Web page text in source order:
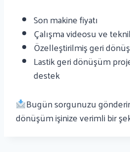
Son makine fiyatı
Çalışma videosu ve
Özelleştirilmiş geri
Lastik geri dönüşüm
destek
Bugün sorgunuzu
dönüşüm işinize verimli bir